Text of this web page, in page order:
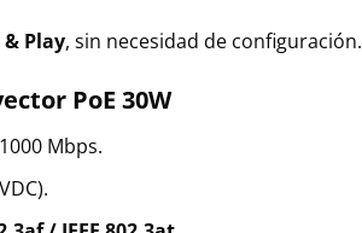
& Play, sin necesidad de configuración.
PoE 30W
Mbps.